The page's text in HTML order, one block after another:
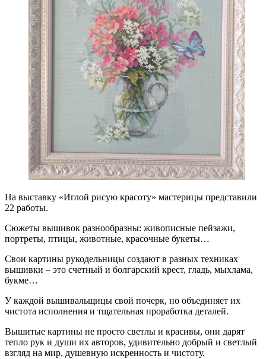
На выставку «Иглой рисую красоту» мастерицы представили
22 работы.
Сюжеты вышивок разнообразны: живописные пейзажи,
портреты, птицы, животные, красочные букеты…
Свои картины рукодельницы создают в разных техниках
вышивки – это счетный и болгарский крест, гладь, мыхлама,
букме…
У каждой вышивальщицы свой почерк, но объединяет их
чистота исполнения и тщательная проработка деталей.
Вышитые картины не просто светлы и красивы, они дарят
тепло рук и души их авторов, удивительно добрый и светлый
взгляд на мир, душевную искренность и чистоту.